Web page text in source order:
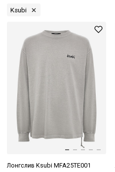
Ksubi
Лонгслив Ksubi MFA25TE001